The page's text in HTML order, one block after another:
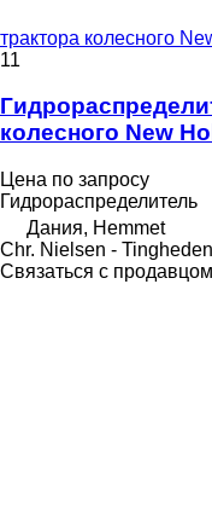
трактора колесного
11
колесного New
Цена по запросу
Гидрораспределитель
Дания, Hemmet
Chr. Nielsen -
Связаться с продавцом